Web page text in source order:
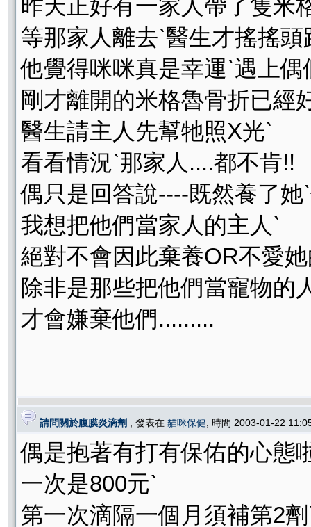
昨天正好有一家人帶了隻米
等那家人離去ˋ醫生才搖搖頭
他覺得咪咪真是幸運ˋ遇上偶
剛才離開的米格魯骨折已經
醫生請主人先幫牠照X光ˋ
看看情況ˋ那家人....都不肯!!
偶只是回答說----既然養了
我想把他們當家人的主人ˋ
絕對不會因此棄養OR不愛她
除非是那些把他們當寵物的
才會嫌棄他們.........
請問關於腹膜炎滴劑 , 發表在 貓咪保健 , 時間 2003-01-22
偶是抱著有打有保佑的心態
一次是800元ˋ
第一次滴隔一個月須補第2劑